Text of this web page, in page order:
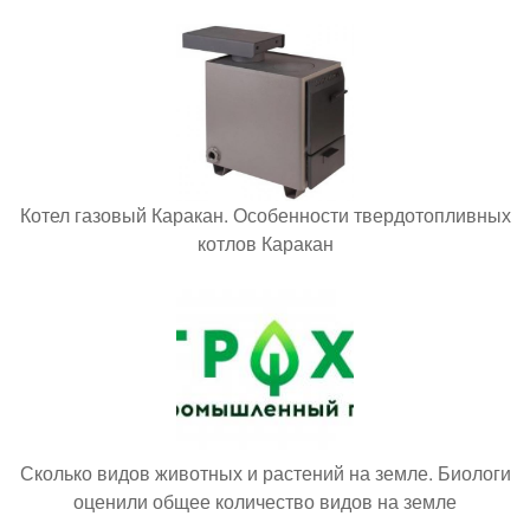
Котел газовый Каракан. Особенности твердотопливных
котлов Каракан
Сколько видов животных и растений на земле. Биологи
оценили общее количество видов на земле